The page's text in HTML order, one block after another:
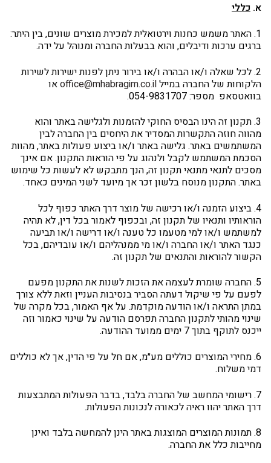
א. כללי
1. האתר משמש כחנות וירטואלית למכירת מוצרים שונים, בין היתר:
ברגים ערכות ודיבלים, והוא בבעלות החברה ומנוהל על ידה.
2. לכל שאלה ו/או הבהרה ו/או בירור ניתן לפנות ישירות לשירות
הלקוחות של החברה במיילoffice@mhabragim.co.ilאו
בוואטסאפ מספר: 054-9831707.
3. תקנון זה הינו הבסיס החוקי להזמנות ולגלישה באתר והוא
מהווה חוזה התקשרות המסדיר את היחסים בין החברה לבין
המשתמשים באתר. גלישה באתר ו/או ביצוע פעולות באתר, מהוות
הסכמת המשתמש לקבל ולנהוג על פי הוראות התקנון. אם אינך
מסכים לתנאי מתנאי תקנון זה, הנך מתבקש לא לעשות כל שימוש
באתר. התקנון מנוסח בלשון זכר אך מיועד לשני המינים כאחד.
4. ביצוע הזמנה ו/או רכישה של מוצר דרך האתר כפוף לכל
הוראותיו ותנאיו של תקנון זה, ובכפוף לאמור בכל דין, לא תהיה
למשתמש ו/או למי מטעמו כל טענה ו/או דרישה ו/או תביעה
כנגד האתר ו/או החברה ו/או מי ממנהליהם ו/או עובדיהם, בכל
הקשור להוראות והתנאים של תקנון זה.
5. החברה שומרת לעצמה את הזכות לשנות את התקנון מפעם
לפעם על פי שיקול דעתה הסביר בנסיבות העניין וזאת ללא צורך
במתן התראה ו/או הודעה מוקדמת. על אף האמור, בכל מקרה של
שינוי מהותי לתקנון החברה תפרסם הודעה על שינוי כאמור וזה
ייכנס לתוקף בתוך 7 ימים ממועד ההודעה.
6. מחירי המוצרים כוללים מע״מ, אם חל על פי הדין, אך לא כוללים
דמי משלוח.
7. רישומי המחשב של החברה בלבד, בדבר הפעולות המתבצעות
דרך האתר יהוו ראיה לכאורה לנכונות הפעולות.
8. תמונות המוצרים המוצגות באתר הינן להמחשה בלבד ואינן
מחייבות כלל את החברה.